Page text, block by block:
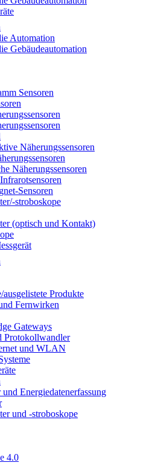
Automation
Gebäudeautomation
Sensoren
Näherungssensoren
Näherungssensoren
Sensoren
stroboskope
(optisch und Kontakt)
Produkte
Fernwirken
Gateways
Protokollwandler
und WLAN
Energiedatenerfassung
und -stroboskope
4.0